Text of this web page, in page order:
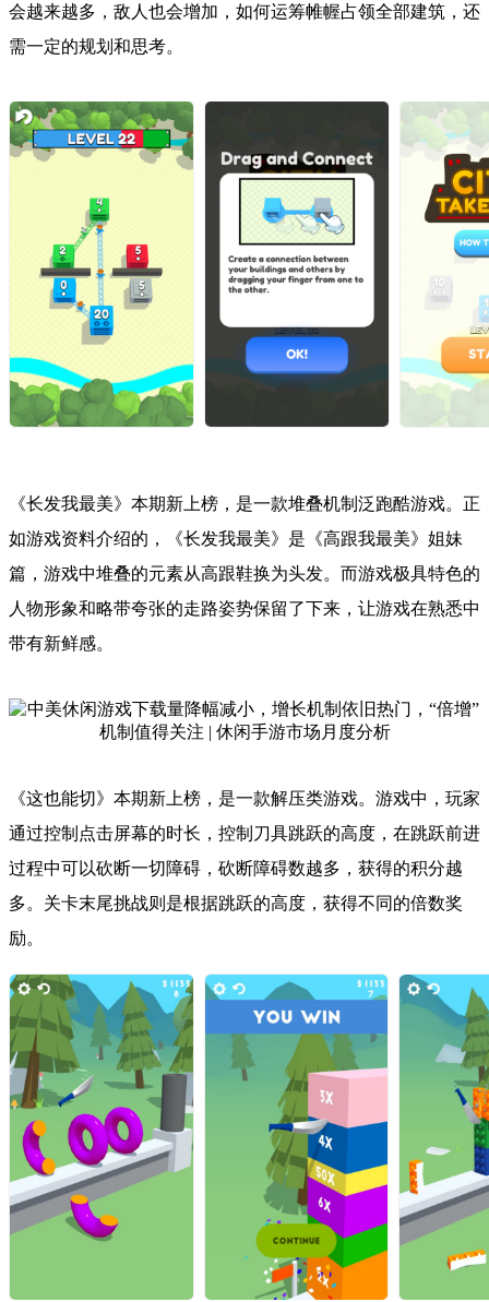
会越来越多，敌人也会增加，如何运筹帷幄占领全部建筑，还
需一定的规划和思考。
《长发我最美》本期新上榜，是一款堆叠机制泛跑酷游戏。正
如游戏资料介绍的，《长发我最美》是《高跟我最美》姐妹
篇，游戏中堆叠的元素从高跟鞋换为头发。而游戏极具特色的
人物形象和略带夸张的走路姿势保留了下来，让游戏在熟悉中
带有新鲜感。
《这也能切》本期新上榜，是一款解压类游戏。游戏中，玩家
通过控制点击屏幕的时长，控制刀具跳跃的高度，在跳跃前进
过程中可以砍断一切障碍，砍断障碍数越多，获得的积分越
多。关卡末尾挑战则是根据跳跃的高度，获得不同的倍数奖
励。